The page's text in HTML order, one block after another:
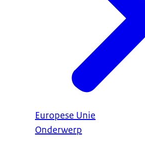
Europese Unie
Onderwerp